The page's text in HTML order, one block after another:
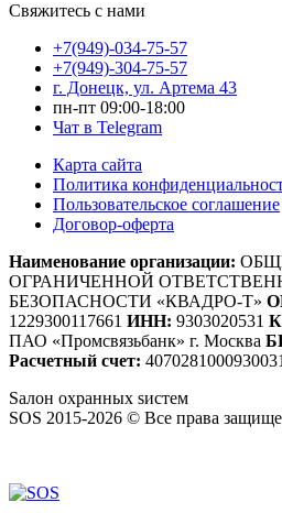
Свяжитесь с нами
+7(949)-034-75-57
+7(949)-304-75-57
г. Донецк, ул. Артема 43
пн-пт 09:00-18:00
Чат в Telegram
Карта сайта
Политика
Пользовательское соглашение
Договор-оферта
Наименование организации:
ОГРАНИЧЕННОЙ
БЕЗОПАСНОСТИ «КВАДРО-Т»
1229300117661 ИНН: 9303020531
ПАО «Промсвязьбанк» г. Москва
Расчетный счет:
Sалон охранных sистем
SOS 2015-2026 © Все права